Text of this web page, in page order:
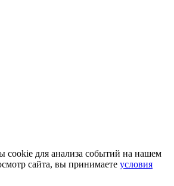
cookie для анализа событий на нашем
сайта, вы принимаете условия